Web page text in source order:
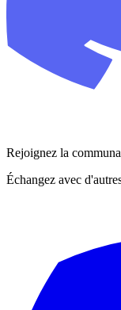
Rejoignez la
Échangez avec